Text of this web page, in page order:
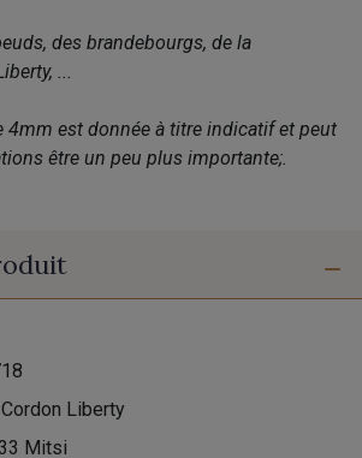
des brandebourgs, de la
...
4mm est donnée à titre indicatif et peut
être un peu plus importante;.
Liberty
Mitsi